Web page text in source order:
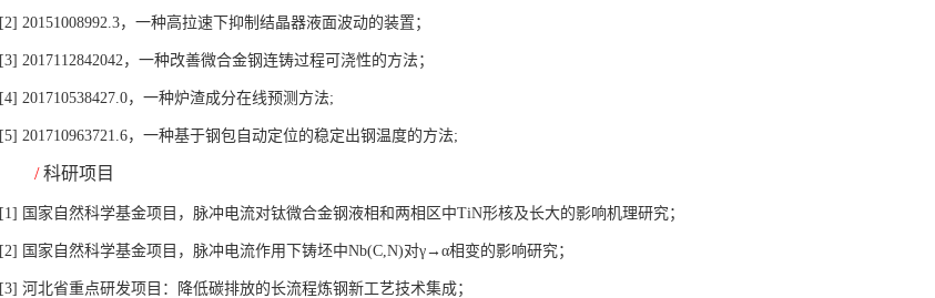
[2] 20151008992.3，一种高拉速下抑制结晶器液面波动的装置；
[3] 2017112842042，一种改善微合金钢连铸过程可浇性的方法；
[4] 201710538427.0，一种炉渣成分在线预测方法;
[5] 201710963721.6，一种基于钢包自动定位的稳定出钢温度的方法;
/ 科研项目
[1] 国家自然科学基金项目，脉冲电流对钛微合金钢液相和两相区中TiN形核及长大的影响机理研究；
[2] 国家自然科学基金项目，脉冲电流作用下铸坯中Nb(C,N)对γ→α相变的影响研究；
[3] 河北省重点研发项目：降低碳排放的长流程炼钢新工艺技术集成；